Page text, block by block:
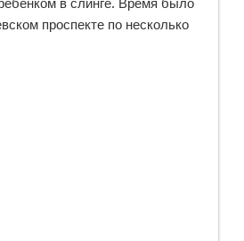
в слинге. Время было
проспекте по несколько